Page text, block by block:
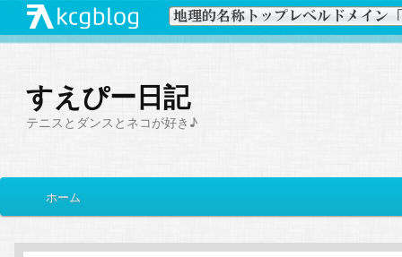
すえぴー日記
テニスとダンスとネコが好き♪
イ
メ
イ
サ
ブ
ホーム